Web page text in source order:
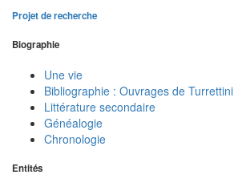
Projet de recherche
Biographie
Une vie
Bibliographie : Ouvrages de Turrettini
Littérature secondaire
Généalogie
Chronologie
Entités